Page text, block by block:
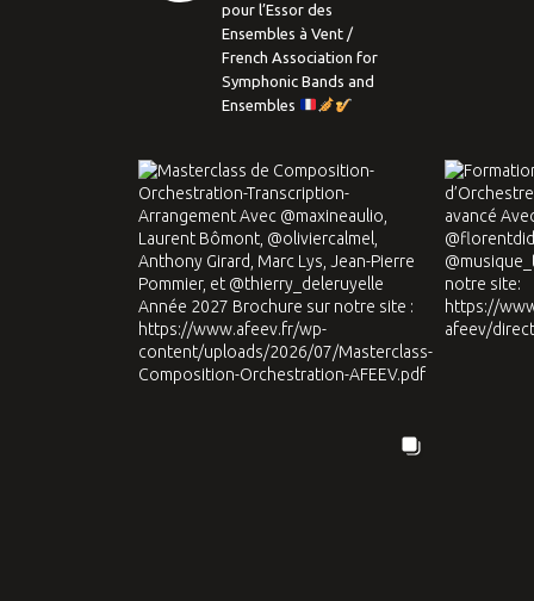
pour l’Essor des
Ensembles à Vent /
French Association for
Symphonic Bands and
Ensembles